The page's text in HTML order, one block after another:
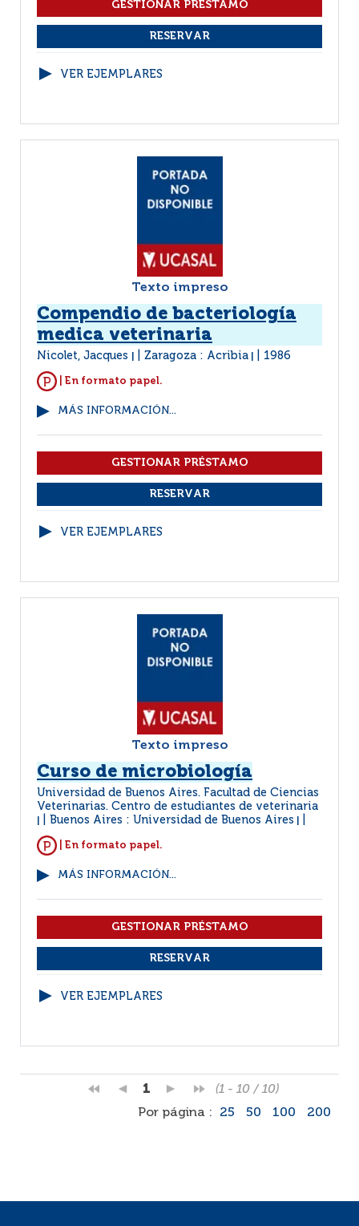
VER EJEMPLARES
Texto impreso
Compendio de bacteriología
medica veterinaria
Nicolet, Jacques Zaragoza : Acribia 1986
| En formato papel.
MÁS INFORMACIÓN...
VER EJEMPLARES
Texto impreso
Curso de microbiología
Universidad de Buenos Aires. Facultad de Ciencias
Veterinarias. Centro de estudiantes de veterinaria
Buenos Aires : Universidad de Buenos Aires
| En formato papel.
MÁS INFORMACIÓN...
VER EJEMPLARES
1
(1 - 10 / 10)
Por página :
25 50 100 200